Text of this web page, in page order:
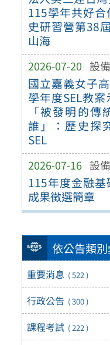
115學年共好
史研習營第38
山海
2026-07-20 設
國立嘉義女子
學年度SEL教
「被發明的傳
誰」：歷史探
SEL
2026-07-16 設
115年度金融
成果徵選簡章
依公告類
重要消息 ( 522 )
行政公告 ( 300 )
課程考試 ( 222 )